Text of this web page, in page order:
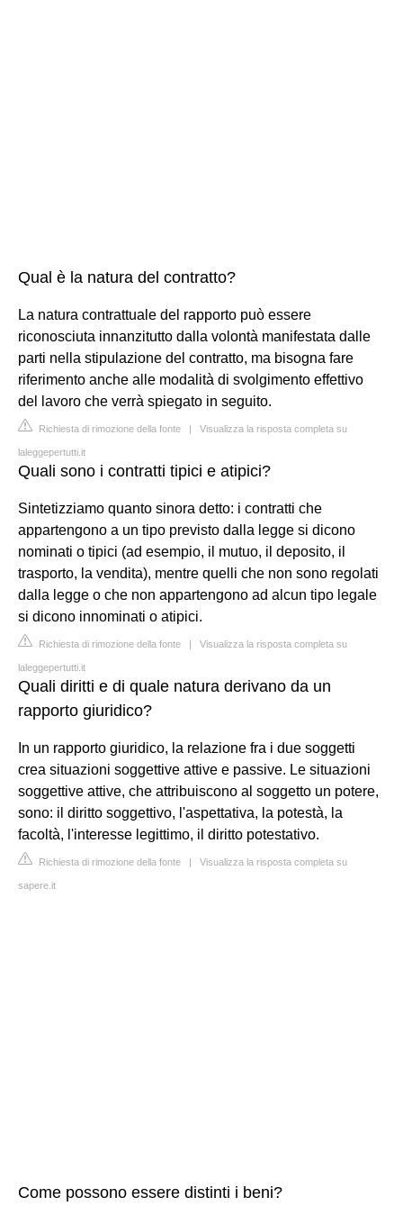
Qual è la natura del contratto?
La natura contrattuale del rapporto può essere
riconosciuta innanzitutto dalla volontà manifestata dalle
parti nella stipulazione del contratto, ma bisogna fare
riferimento anche alle modalità di svolgimento effettivo
del lavoro che verrà spiegato in seguito.
Richiesta di rimozione della fonte | Visualizza la risposta completa su
laleggepertutti.it
Quali sono i contratti tipici e atipici?
Sintetizziamo quanto sinora detto: i contratti che
appartengono a un tipo previsto dalla legge si dicono
nominati o tipici (ad esempio, il mutuo, il deposito, il
trasporto, la vendita), mentre quelli che non sono regolati
dalla legge o che non appartengono ad alcun tipo legale
si dicono innominati o atipici.
Richiesta di rimozione della fonte | Visualizza la risposta completa su
laleggepertutti.it
Quali diritti e di quale natura derivano da un
rapporto giuridico?
In un rapporto giuridico, la relazione fra i due soggetti
crea situazioni soggettive attive e passive. Le situazioni
soggettive attive, che attribuiscono al soggetto un potere,
sono: il diritto soggettivo, l'aspettativa, la potestà, la
facoltà, l'interesse legittimo, il diritto potestativo.
Richiesta di rimozione della fonte | Visualizza la risposta completa su
sapere.it
Come possono essere distinti i beni?